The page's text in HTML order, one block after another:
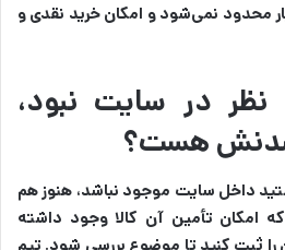
محدود نمی‌شود و امکان خرید نقدی و
نظر در سایت نبود،
هست؟
داخل سایت موجود نباشد، هنوز هم
امکان تأمین آن کالا وجود داشته